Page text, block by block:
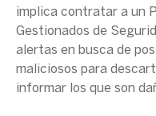
implica contratar a un
Gestionados de
alertas en busca de
maliciosos para
informar los que son